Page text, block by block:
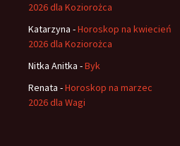
2026 dla Koziorożca
Katarzyna -Horoskop na kwiecień
2026 dla Koziorożca
Nitka Anitka -Byk
Renata -Horoskop na marzec
2026 dla Wagi